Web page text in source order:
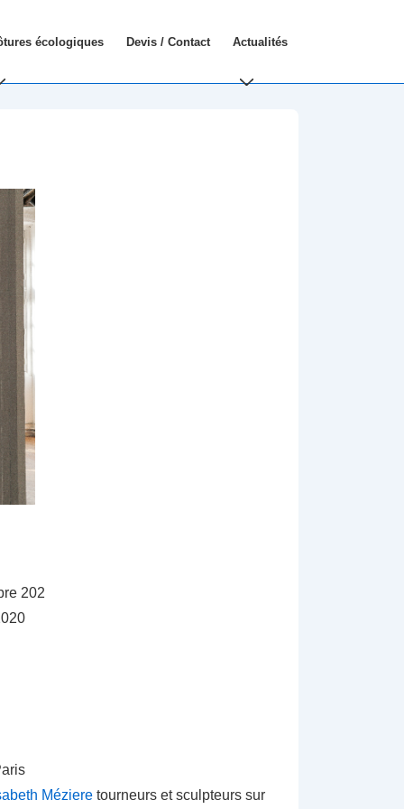
écologiques Devis / Contact Actualités
202
Méziere tourneurs et sculpteurs sur